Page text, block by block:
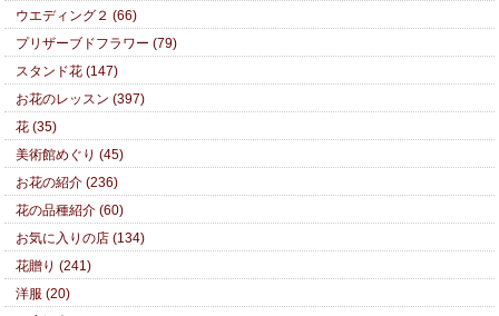
ウエディング２ (66)
プリザーブドフラワー (79)
スタンド花 (147)
お花のレッスン (397)
花 (35)
美術館めぐり (45)
お花の紹介 (236)
花の品種紹介 (60)
お気に入りの店 (134)
花贈り (241)
洋服 (20)